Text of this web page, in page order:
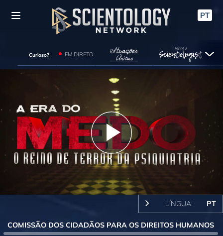
PT
Curioso? EM DIRETO
Play
Video
LÍNGUA: PT
COMISSÃO DOS CIDADÃOS PARA OS DIREITOS HUMANOS